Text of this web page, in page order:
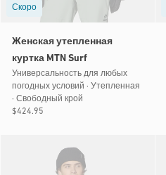
Скоро
Женская утепленная
куртка MTN Surf
Универсальность для любых
погодных условий · Утепленная
· Свободный крой
Обычная
$424.95